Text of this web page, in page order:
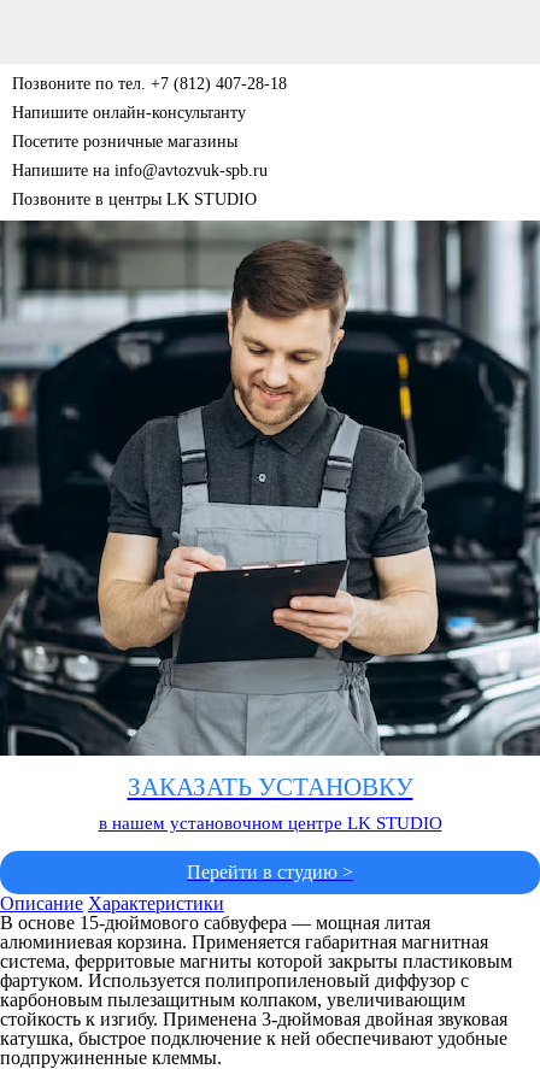
Позвоните по тел. +7 (812) 407-28-18
Напишите онлайн-консультанту
Посетите розничные магазины
Напишите на info@avtozvuk-spb.ru
Позвоните в центры LK STUDIO
ЗАКАЗАТЬ УСТАНОВКУ
в нашем установочном центре LK STUDIO
Перейти в студию >
Описание Характеристики
В основе 15-дюймового сабвуфера — мощная литая
алюминиевая корзина. Применяется габаритная магнитная
система, ферритовые магниты которой закрыты пластиковым
фартуком. Используется полипропиленовый диффузор с
карбоновым пылезащитным колпаком, увеличивающим
стойкость к изгибу. Применена 3-дюймовая двойная звуковая
катушка, быстрое подключение к ней обеспечивают удобные
подпружиненные клеммы.